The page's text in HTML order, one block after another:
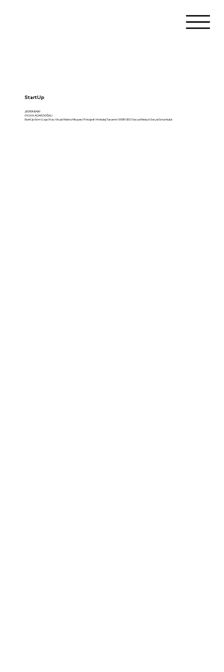
StartUp
JESPER BABY
OYUN KADAR DOĞAL!
StartUp I İsim I Logo I Key Visual I Marka Hikayesi I Fotoğraf I Ambalaj Tasarımı I WEB I SEO I Sosyal Medya I Sosyal Sorumluluk